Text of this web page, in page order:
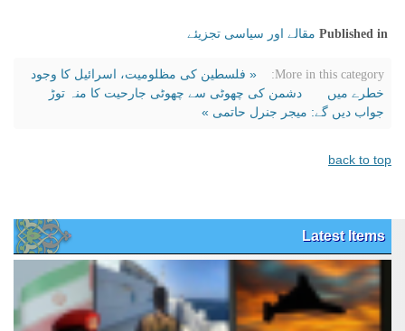
Published in مقالے اور سیاسی تجزیئے
More in this category:
« فلسطین کی مظلومیت، اسرائیل کا وجود
خطرے میں
دشمن کی چھوٹی سے چھوٹی جارحیت کا منہ توڑ
جواب دیں گے: میجر جنرل حاتمی »
back to top
Latest Items